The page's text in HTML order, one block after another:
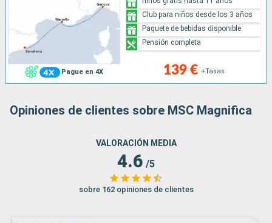
Pague en 4X 139 € +Tasas
Club para niños desde los 3 años
Paquete de bebidas disponible
Pensión completa
Opiniones de clientes sobre MSC Magnifica
VALORACIÓN MEDIA
4.6 /5
sobre 162 opiniones de clientes